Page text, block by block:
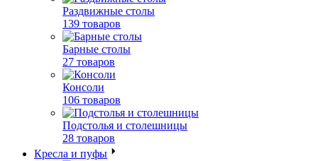
Раздвижные столы
139 товаров
Барные столы
27 товаров
Консоли
106 товаров
Подстолья и столешницы
28 товаров
Кресла и пуфы